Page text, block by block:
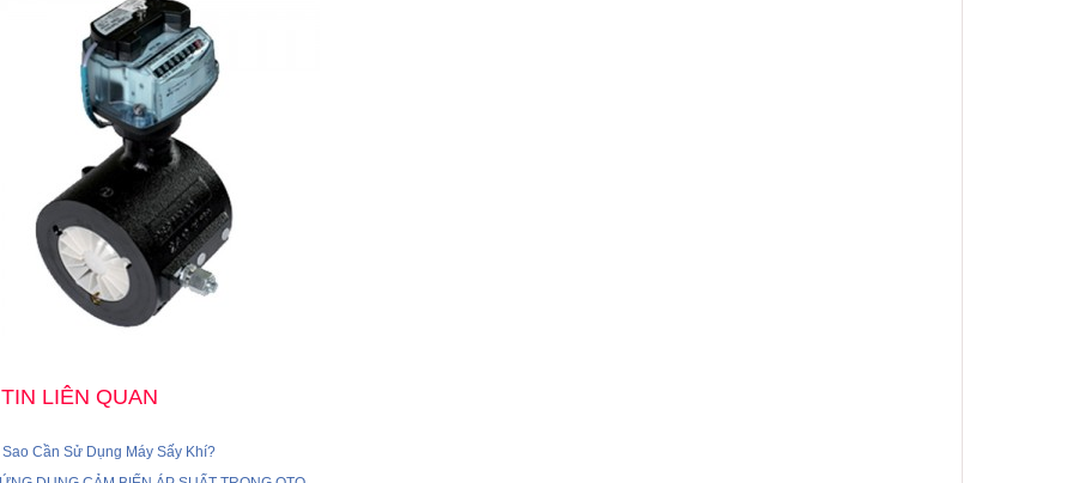
TIN LIÊN QUAN
Sao Cần Sử Dụng Máy Sấy Khí?